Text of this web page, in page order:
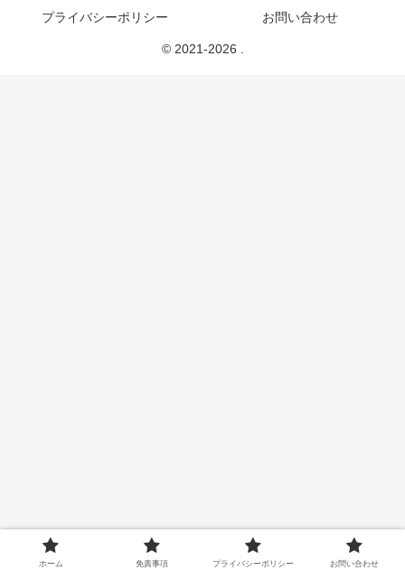
プライバシーポリシー
お問い合わせ
© 2021-2026 .
ホーム 免責事項 プライバシーポリシー お問い合わせ